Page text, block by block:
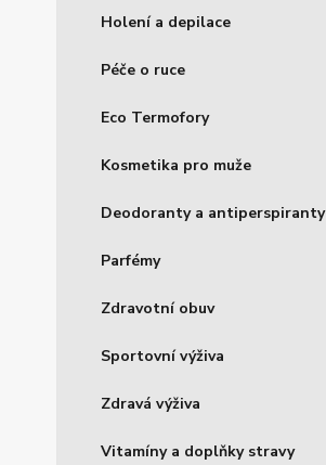
Holení a depilace
Péče o ruce
Eco Termofory
Kosmetika pro muže
Deodoranty a antiperspiranty
Parfémy
Zdravotní obuv
Sportovní výživa
Zdravá výživa
Vitamíny a doplňky stravy